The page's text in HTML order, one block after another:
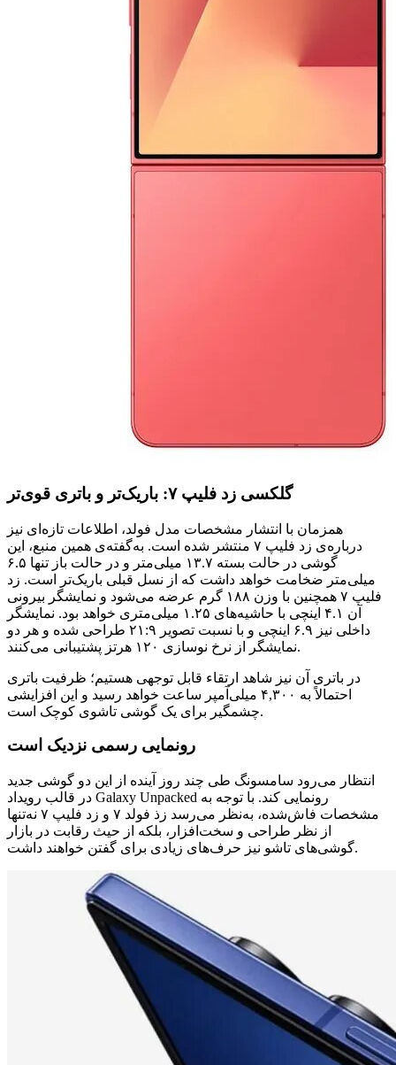
گلکسی زد فلیپ ۷: باریک‌تر و باتری قوی‌تر
همزمان با انتشار مشخصات مدل فولد، اطلاعات تازه‌ای نیز
درباره‌ی زد فلیپ ۷ منتشر شده است. به‌گفته‌ی همین منبع، این
گوشی در حالت بسته ۱۳.۷ میلی‌متر و در حالت باز تنها ۶.۵
میلی‌متر ضخامت خواهد داشت که از نسل قبلی باریک‌تر است. زد
فلیپ ۷ همچنین با وزن ۱۸۸ گرم عرضه می‌شود و نمایشگر بیرونی
آن ۴.۱ اینچی با حاشیه‌های ۱.۲۵ میلی‌متری خواهد بود. نمایشگر
داخلی نیز ۶.۹ اینچی و با نسبت تصویر ۲۱:۹ طراحی شده و هر دو
نمایشگر از نرخ نوسازی ۱۲۰ هرتز پشتیبانی می‌کنند.
در باتری آن نیز شاهد ارتقاء قابل توجهی هستیم؛ ظرفیت باتری
احتمالاً به ۴,۳۰۰ میلی‌آمپر ساعت خواهد رسید و این افزایشی
چشمگیر برای یک گوشی تاشوی کوچک است.
رونمایی رسمی نزدیک است
انتظار می‌رود سامسونگ طی چند روز آینده از این دو گوشی جدید
در قالب رویداد Galaxy Unpacked رونمایی کند. با توجه به
مشخصات فاش‌شده، به‌نظر می‌رسد زذ فولد ۷ و زد فلیپ ۷ نه‌تنها
از نظر طراحی و سخت‌افزار، بلکه از حیث رقابت در بازار
گوشی‌های تاشو نیز حرف‌های زیادی برای گفتن خواهند داشت.